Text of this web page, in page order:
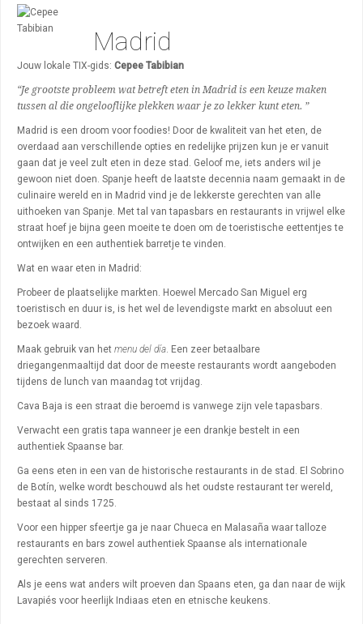
Algemeen
Activiteiten
Bezienswaardigheden
Uitgaan
Winkelen
Wijken
Madrid
Jouw lokale TIX-gids: Cepee Tabibian
“Je grootste probleem wat betreft eten in Madrid is een keuze maken
tussen al die ongelooflijke plekken waar je zo lekker kunt eten. ”
Madrid is een droom voor foodies! Door de kwaliteit van het eten, de
overdaad aan verschillende opties en redelijke prijzen kun je er vanuit
gaan dat je veel zult eten in deze stad. Geloof me, iets anders wil je
gewoon niet doen. Spanje heeft de laatste decennia naam gemaakt in de
culinaire wereld en in Madrid vind je de lekkerste gerechten van alle
uithoeken van Spanje. Met tal van tapasbars en restaurants in vrijwel elke
straat hoef je bijna geen moeite te doen om de toeristische eettentjes te
ontwijken en een authentiek barretje te vinden.
Wat en waar eten in Madrid:
Probeer de plaatselijke markten. Hoewel Mercado San Miguel erg
toeristisch en duur is, is het wel de levendigste markt en absoluut een
bezoek waard.
Maak gebruik van het menu del día. Een zeer betaalbare
driegangenmaaltijd dat door de meeste restaurants wordt aangeboden
tijdens de lunch van maandag tot vrijdag.
Cava Baja is een straat die beroemd is vanwege zijn vele tapasbars.
Verwacht een gratis tapa wanneer je een drankje bestelt in een
authentiek Spaanse bar.
Ga eens eten in een van de historische restaurants in de stad. El Sobrino
de Botín, welke wordt beschouwd als het oudste restaurant ter wereld,
bestaat al sinds 1725.
Voor een hipper sfeertje ga je naar Chueca en Malasaña waar talloze
restaurants en bars zowel authentiek Spaanse als internationale
gerechten serveren.
Als je eens wat anders wilt proeven dan Spaans eten, ga dan naar de wijk
Lavapiés voor heerlijk Indiaas eten en etnische keukens.